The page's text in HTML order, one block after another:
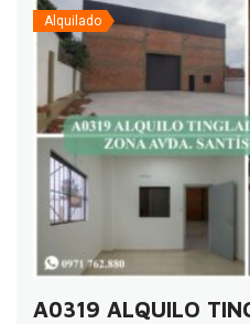
Alquilado
A0319 ALQUILO